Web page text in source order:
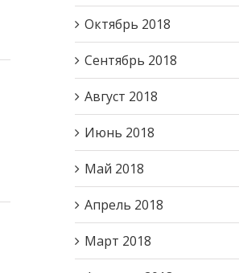
Октябрь 2018
Сентябрь 2018
Август 2018
Июнь 2018
Май 2018
Апрель 2018
Март 2018